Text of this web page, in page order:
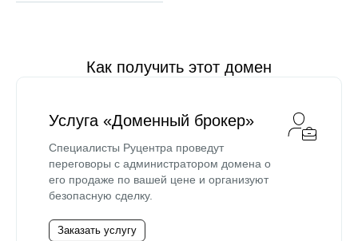
Как получить этот домен
Услуга «Доменный брокер»
Специалисты Руцентра проведут
переговоры с администратором домена о
его продаже по вашей цене и организуют
безопасную сделку.
Заказать услугу